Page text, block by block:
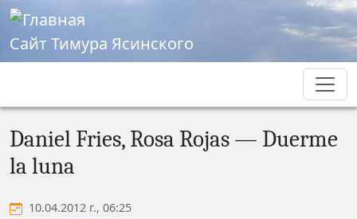
Перейти к основному содержанию
Сайт Тимура Ясинского
Daniel Fries, Rosa Rojas — Duerme
la luna
10.04.2012 г., 06:25